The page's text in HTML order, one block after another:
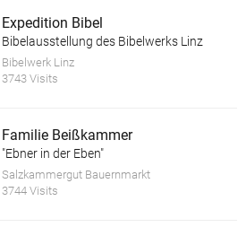
Expedition Bibel
Bibelausstellung des Bibelwerks Linz
Bibelwerk Linz
3743 Visits
Familie Beißkammer
"Ebner in der Eben"
Salzkammergut Bauernmarkt
3744 Visits